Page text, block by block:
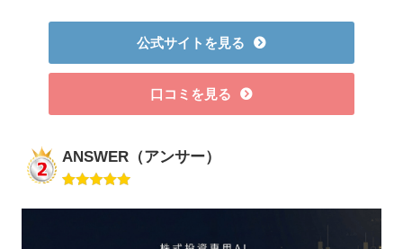
公式サイトを見る
口コミを見る
ANSWER（アンサー）